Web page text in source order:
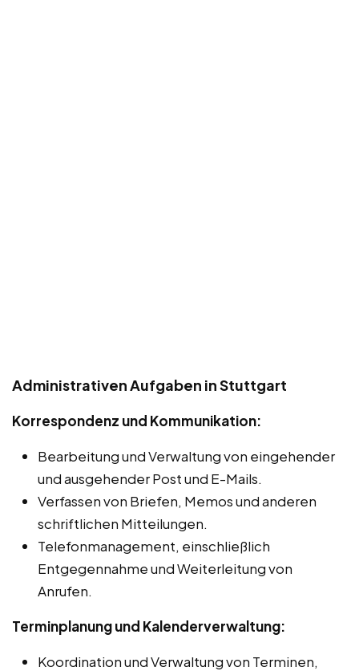
Administrativen Aufgaben in Stuttgart
Korrespondenz und Kommunikation:
Bearbeitung und Verwaltung von eingehender
und ausgehender Post und E-Mails.
Verfassen von Briefen, Memos und anderen
schriftlichen Mitteilungen.
Telefonmanagement, einschließlich
Entgegennahme und Weiterleitung von
Anrufen.
Terminplanung und Kalenderverwaltung:
Koordination und Verwaltung von Terminen,